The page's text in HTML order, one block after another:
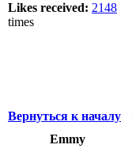
Likes received: 2148
times
Вернуться к началу
Emmy